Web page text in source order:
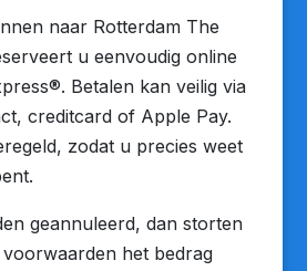
naar Rotterdam The
u eenvoudig online
Betalen kan veilig via
creditcard of Apple Pay.
zodat u precies weet
geannuleerd, dan storten
het bedrag